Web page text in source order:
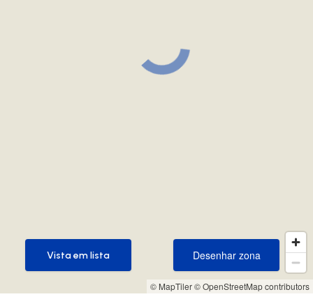
© MapTiler© OpenStreetMap contributors
Desenhar zona
Desenhar zona
Vista em lista
Vista em lista